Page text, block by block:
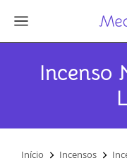
Incenso
Você está aqui:
Início Incensos